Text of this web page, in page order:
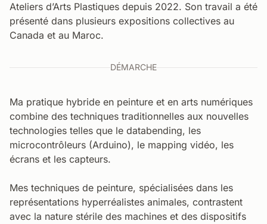
Ateliers d’Arts Plastiques depuis 2022. Son travail a été
présenté dans plusieurs expositions collectives au
Canada et au Maroc.
DÉMARCHE
Ma pratique hybride en peinture et en arts numériques
combine des techniques traditionnelles aux nouvelles
technologies telles que le databending, les
microcontrôleurs (Arduino), le mapping vidéo, les
écrans et les capteurs.
Mes techniques de peinture, spécialisées dans les
représentations hyperréalistes animales, contrastent
avec la nature stérile des machines et des dispositifs